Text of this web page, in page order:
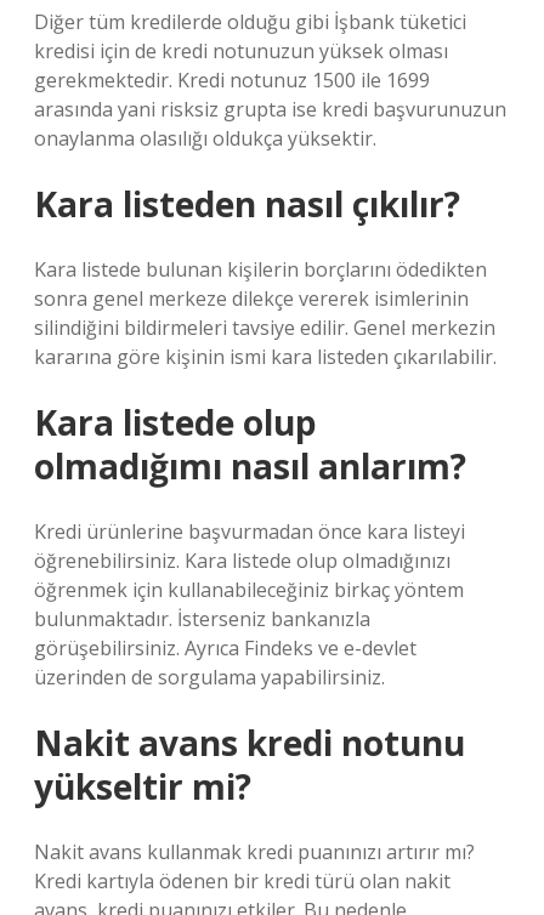
Diğer tüm kredilerde olduğu gibi İşbank tüketici
kredisi için de kredi notunuzun yüksek olması
gerekmektedir. Kredi notunuz 1500 ile 1699
arasında yani risksiz grupta ise kredi başvurunuzun
onaylanma olasılığı oldukça yüksektir.
Kara listeden nasıl çıkılır?
Kara listede bulunan kişilerin borçlarını ödedikten
sonra genel merkeze dilekçe vererek isimlerinin
silindiğini bildirmeleri tavsiye edilir. Genel merkezin
kararına göre kişinin ismi kara listeden çıkarılabilir.
Kara listede olup
olmadığımı nasıl anlarım?
Kredi ürünlerine başvurmadan önce kara listeyi
öğrenebilirsiniz. Kara listede olup olmadığınızı
öğrenmek için kullanabileceğiniz birkaç yöntem
bulunmaktadır. İsterseniz bankanızla
görüşebilirsiniz. Ayrıca Findeks ve e-devlet
üzerinden de sorgulama yapabilirsiniz.
Nakit avans kredi notunu
yükseltir mi?
Nakit avans kullanmak kredi puanınızı artırır mı?
Kredi kartıyla ödenen bir kredi türü olan nakit